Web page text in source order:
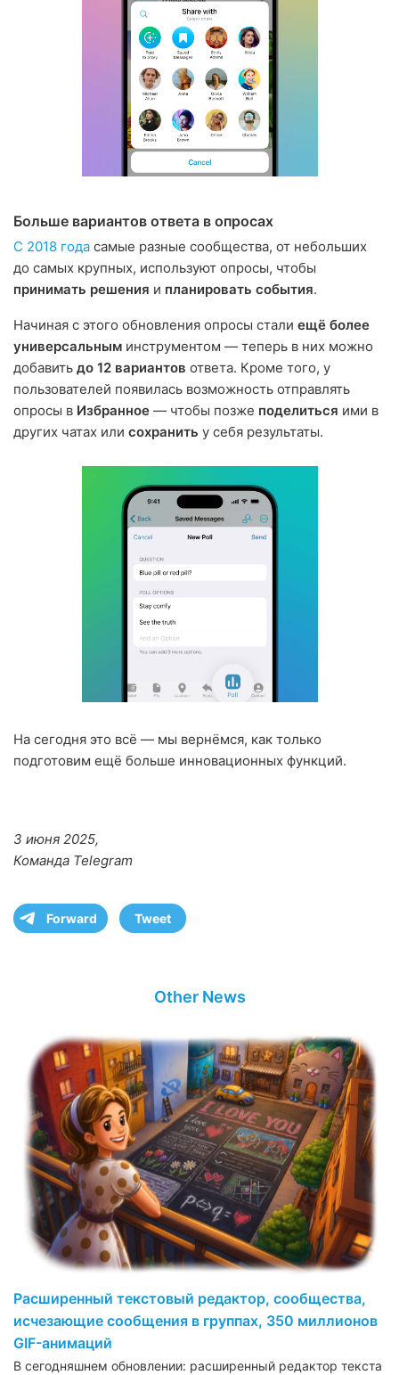
Больше вариантов ответа в опросах
С 2018 года самые разные сообщества, от небольших
до самых крупных, используют опросы, чтобы
принимать решения и планировать события.
Начиная с этого обновления опросы стали ещё более
универсальным инструментом — теперь в них можно
добавить до 12 вариантов ответа. Кроме того, у
пользователей появилась возможность отправлять
опросы в Избранное — чтобы позже поделиться ими в
других чатах или сохранить у себя результаты.
На сегодня это всё — мы вернёмся, как только
подготовим ещё больше инновационных функций.
3 июня 2025,
Команда Telegram
Forward Tweet
Other News
Расширенный текстовый редактор, сообщества,
исчезающие сообщения в группах, 350 миллионов
GIF-анимаций
В сегодняшнем обновлении: расширенный редактор текста